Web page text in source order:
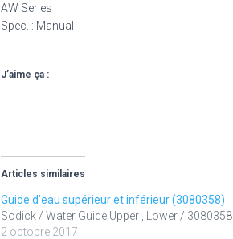
AW Series
Spec. : Manual
J’aime ça :
Articles similaires
Guide d’eau supérieur et inférieur (3080358)
Sodick / Water Guide Upper , Lower / 3080358
2 octobre 2017